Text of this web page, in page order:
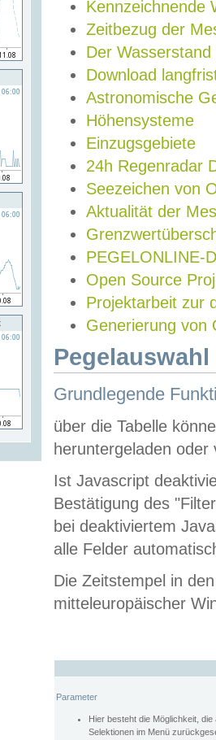
Kennzeichnende
Zeitbezug der
Der Wasserstand
Download
Astronomische
Höhensysteme
Einzugsgebiete
24h Regenradar
Seezeichen von
Aktualität der
PEGELONLINE-
Open Source
Projektarbeit zur
Generierung von
Grundlegende
über die Tabelle
heruntergeladen oder
Ist Javascript
Bestätigung des
bei deaktiviertem
alle Felder
Die Zeitstempel in
mitteleuropäischer
Parameter
Hier besteht die Möglichkeit,
Selektionen im Menü